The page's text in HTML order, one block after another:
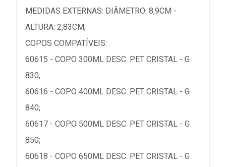
MEDIDAS EXTERNAS: DIÂMETRO: 8,9CM -
ALTURA: 2,83CM;
COPOS COMPATÍVEIS:
60615 - COPO 300ML DESC. PET CRISTAL - G
830;
60616 - COPO 400ML DESC. PET CRISTAL - G
840;
60617 - COPO 500ML DESC. PET CRISTAL - G
850;
60618 - COPO 650ML DESC. PET CRISTAL - G